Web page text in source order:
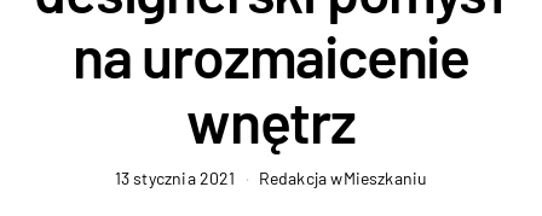
na urozmaicenie
wnętrz
13 stycznia 2021 Redakcja wMieszkaniu